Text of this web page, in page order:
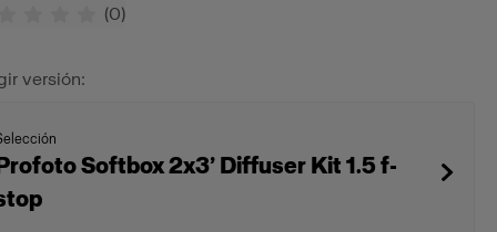
(0)
versión:
Softbox 2x3’ Diffuser Kit 1.5 f-